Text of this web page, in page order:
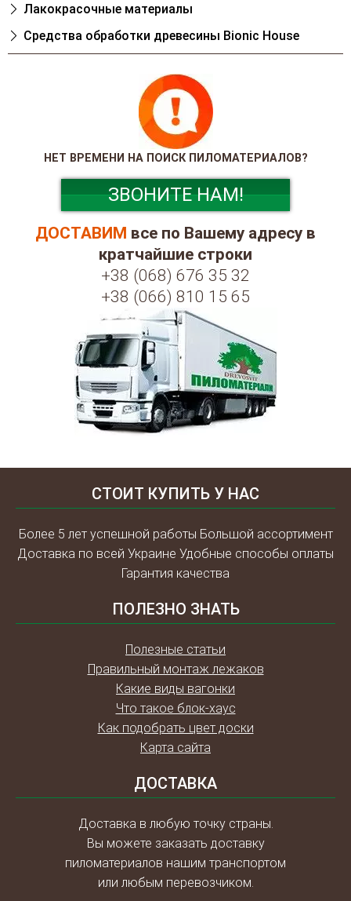
Лакокрасочные материалы
Cредства обработки древесины Bionic House
НЕТ ВРЕМЕНИ НА ПОИСК ПИЛОМАТЕРИАЛОВ?
ЗВОНИТЕ НАМ!
ДОСТАВИМ все по Вашему адресу в
кратчайшие строки
+38 (068) 676 35 32
+38 (066) 810 15 65
СТОИТ КУПИТЬ У НАС
Более 5 лет успешной работы Большой ассортимент
Доставка по всей Украине Удобные способы оплаты
Гарантия качества
ПОЛЕЗНО ЗНАТЬ
Полезные статьи
Правильный монтаж лежаков
Какие виды вагонки
Что такое блок-хаус
Как подобрать цвет доски
Карта сайта
ДОСТАВКА
Доставка в любую точку страны.
Вы можете заказать доставку
пиломатериалов нашим транспортом
или любым перевозчиком.